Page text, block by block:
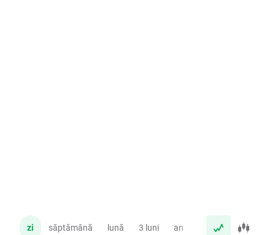
zi săptămână lună 3 luni an